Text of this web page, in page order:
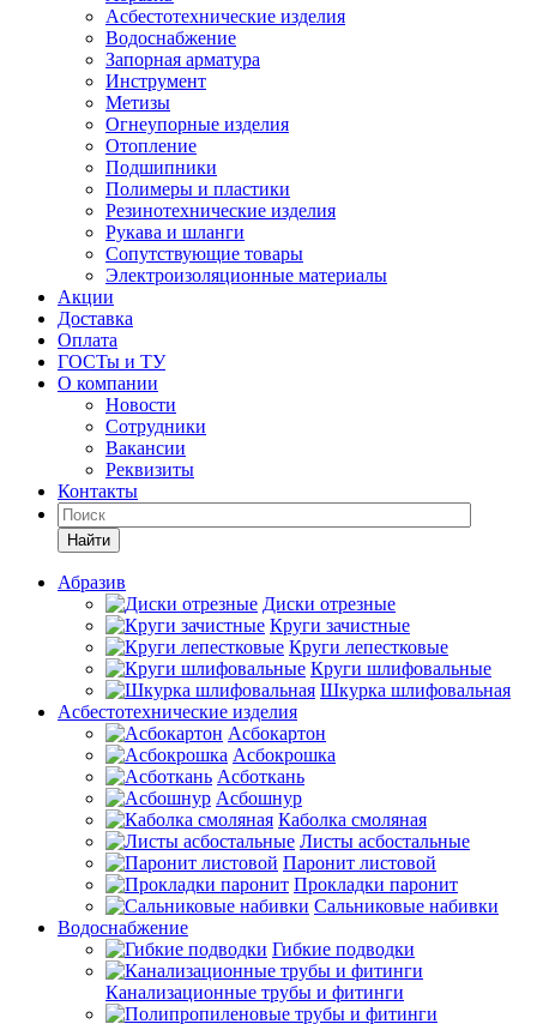
Асбестотехнические изделия
Водоснабжение
Запорная арматура
Инструмент
Метизы
Огнеупорные изделия
Отопление
Подшипники
Полимеры и пластики
Резинотехнические изделия
Рукава и шланги
Сопутствующие товары
Электроизоляционные материалы
Акции
Доставка
Оплата
ГОСТы и ТУ
О компании
Новости
Сотрудники
Вакансии
Реквизиты
Контакты
Найти
Абразив
Диски отрезные
Круги зачистные
Круги лепестковые
Круги шлифовальные
Шкурка шлифовальная
Асбестотехнические изделия
Асбокартон
Асбокрошка
Асботкань
Асбошнур
Каболка смоляная
Листы асбостальные
Паронит листовой
Прокладки паронит
Сальниковые набивки
Водоснабжение
Гибкие подводки
Канализационные трубы и фитинги